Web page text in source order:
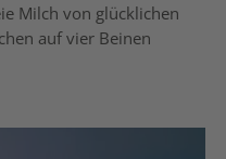
Milch von glücklichen
auf vier Beinen